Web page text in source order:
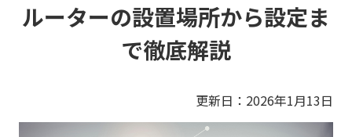
ルーターの設置場所から設定ま
で徹底解説
更新日：2026年1月13日